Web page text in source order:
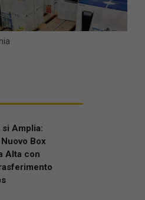
Amplia:
Box
Alta con